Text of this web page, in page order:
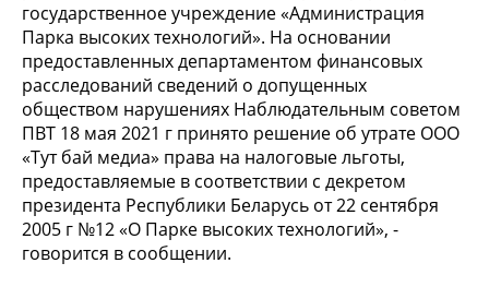
государственное учреждение «Администрация
Парка высоких технологий». На основании
предоставленных департаментом финансовых
расследований сведений о допущенных
обществом нарушениях Наблюдательным советом
ПВТ 18 мая 2021 г принято решение об утрате ООО
«Тут бай медиа» права на налоговые льготы,
предоставляемые в соответствии с декретом
президента Республики Беларусь от 22 сентября
2005 г №12 «О Парке высоких технологий», -
говорится в сообщении.